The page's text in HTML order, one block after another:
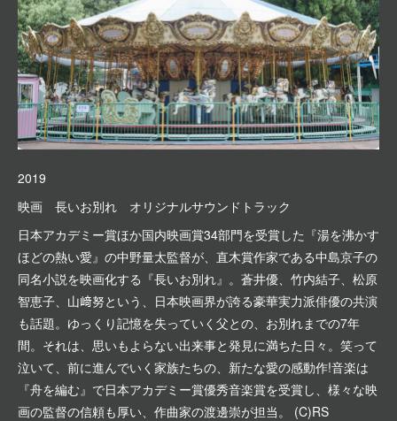
2019
映画 長いお別れ オリジナルサウンドトラック
日本アカデミー賞ほか国内映画賞34部門を受賞した『湯を沸かす
ほどの熱い愛』の中野量太監督が、直木賞作家である中島京子の
同名小説を映画化する『長いお別れ』。蒼井優、竹内結子、松原
智恵子、山﨑努という、日本映画界が誇る豪華実力派俳優の共演
も話題。ゆっくり記憶を失っていく父との、お別れまでの7年
間。それは、思いもよらない出来事と発見に満ちた日々。笑って
泣いて、前に進んでいく家族たちの、新たな愛の感動作!音楽は
『舟を編む』で日本アカデミー賞優秀音楽賞を受賞し、様々な映
画の監督の信頼も厚い、作曲家の渡邊崇が担当。 (C)RS